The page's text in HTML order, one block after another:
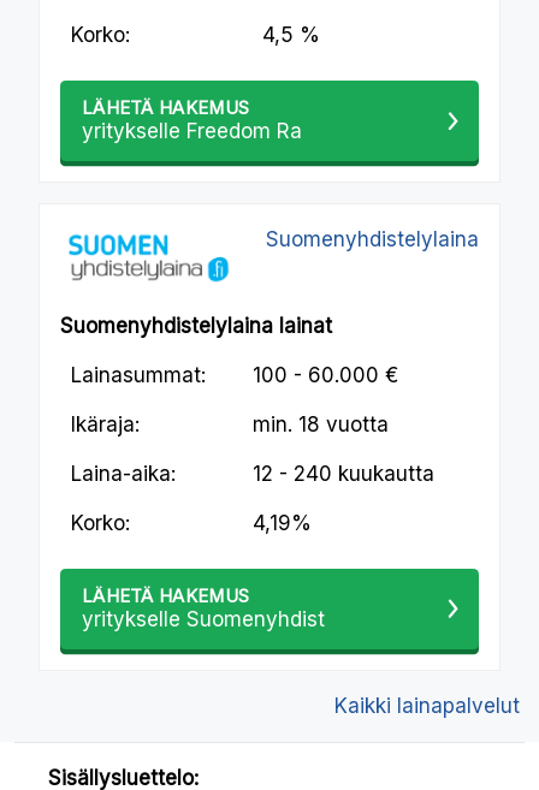
Korko: 4,5 %
LÄHETÄ HAKEMUS
yritykselle Freedom Ra
Suomenyhdistelylaina
Suomenyhdistelylaina lainat
Lainasummat: 100 - 60.000 €
Ikäraja: min. 18 vuotta
Laina-aika: 12 - 240 kuukautta
Korko: 4,19%
LÄHETÄ HAKEMUS
yritykselle Suomenyhdist
Kaikki lainapalvelut
Sisällysluettelo: